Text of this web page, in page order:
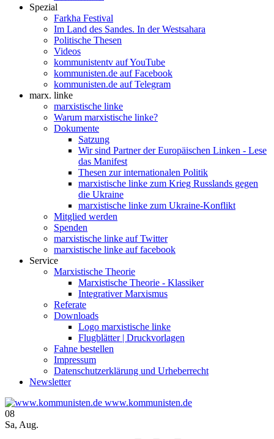
Spezial
Farkha Festival
Im Land des Sandes. In der Westsahara
Politische Thesen
Videos
kommunistentv auf YouTube
kommunisten.de auf Facebook
kommunisten.de auf Telegram
marx. linke
marxistische linke
Warum marxistische linke?
Dokumente
Satzung
Wir sind Partner der Europäischen Linken - Lese
das Manifest
Thesen zur internationalen Politik
marxistische linke zum Krieg Russlands gegen
die Ukraine
marxistische linke zum Ukraine-Konflikt
Mitglied werden
Spenden
marxistische linke auf Twitter
marxistische linke auf facebook
Service
Marxistische Theorie
Marxistische Theorie - Klassiker
Integrativer Marxismus
Referate
Downloads
Logo marxistische linke
Flugblätter | Druckvorlagen
Fahne bestellen
Impressum
Datenschutzerklärung und Urheberrecht
Newsletter
www.kommunisten.de
08
Sa, Aug.